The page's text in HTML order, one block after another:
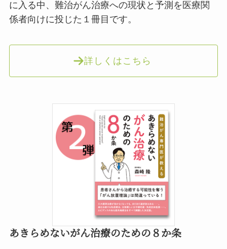
に入る中、難治がん治療への現状と予測を医療関
係者向けに投じた１冊目です。
詳しくはこちら
あきらめないがん治療のための８か条